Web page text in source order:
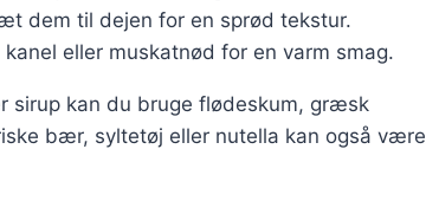
dem til dejen for en sprød tekstur.
eller muskatnød for en varm smag.
sirup kan du bruge flødeskum, græsk
bær, syltetøj eller nutella kan også være